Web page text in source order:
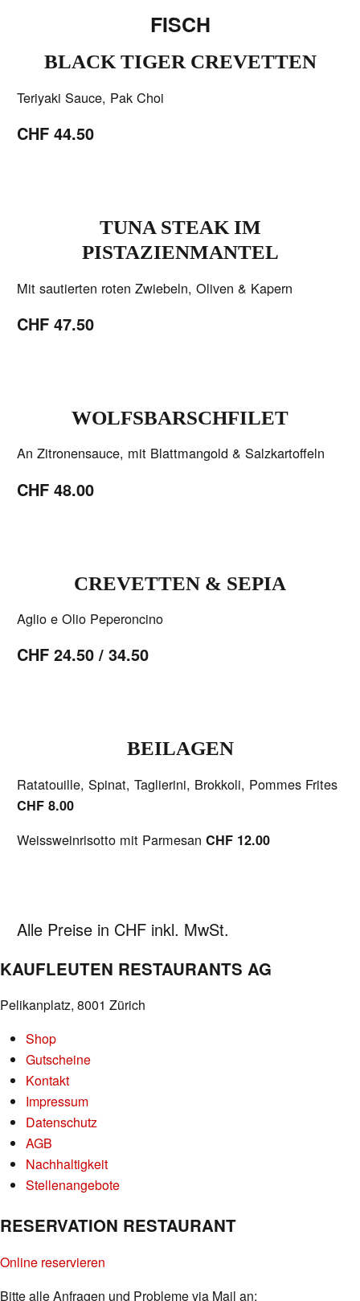
FISCH
BLACK TIGER CREVETTEN
Teriyaki Sauce, Pak Choi
CHF 44.50
TUNA STEAK IM
PISTAZIENMANTEL
Mit sautierten roten Zwiebeln, Oliven & Kapern
CHF 47.50
WOLFSBARSCHFILET
An Zitronensauce, mit Blattmangold & Salzkartoffeln
CHF 48.00
CREVETTEN & SEPIA
Aglio e Olio Peperoncino
CHF 24.50 / 34.50
BEILAGEN
Ratatouille, Spinat, Taglierini, Brokkoli, Pommes Frites
CHF 8.00
Weissweinrisotto mit ParmesanCHF 12.00
Alle Preise in CHF inkl. MwSt.
KAUFLEUTEN RESTAURANTS AG
Pelikanplatz, 8001 Zürich
Shop
Gutscheine
Kontakt
Impressum
Datenschutz
AGB
Nachhaltigkeit
Stellenangebote
RESERVATION RESTAURANT
Online reservieren
Bitte alle Anfragen und Probleme via Mail an: